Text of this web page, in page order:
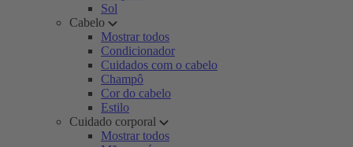
Sol
Cabelo
Mostrar todos
Condicionador
Cuidados com o cabelo
Champô
Cor do cabelo
Estilo
Cuidado corporal
Mostrar todos